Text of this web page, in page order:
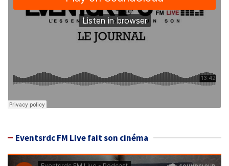
Eventsrdc FM Live fait son cinéma